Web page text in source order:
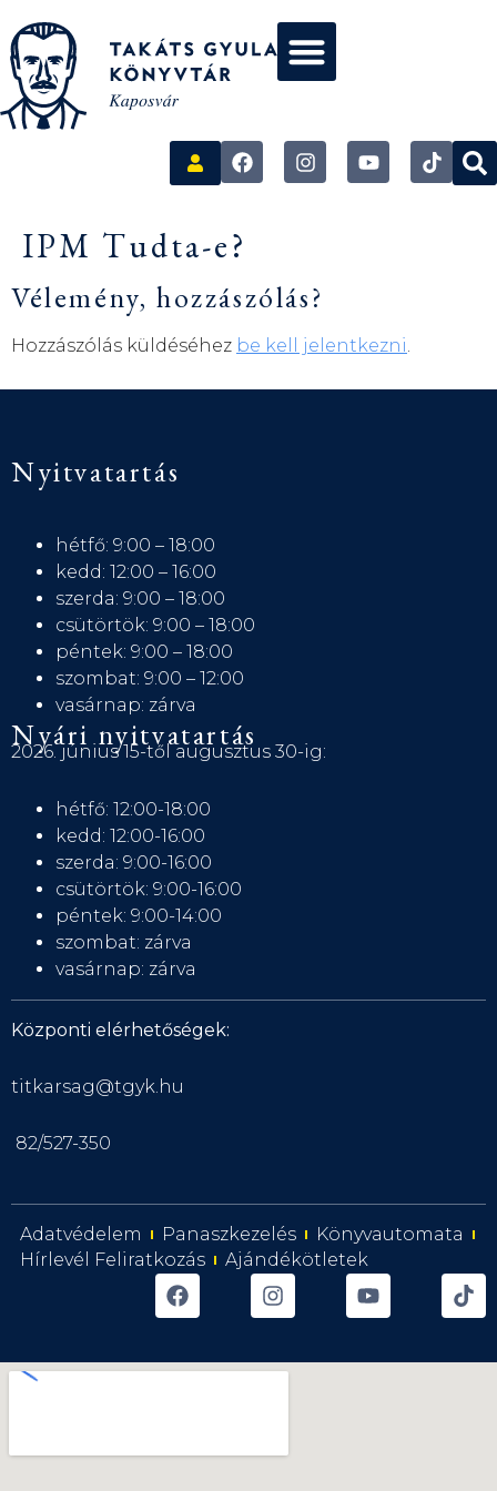
IPM Tudta-e?
Vélemény, hozzászólás?
Hozzászólás küldéséhez be kell jelentkezni.
Nyitvatartás
hétfő: 9:00 – 18:00
kedd: 12:00 – 16:00
szerda: 9:00 – 18:00
csütörtök: 9:00 – 18:00
péntek: 9:00 – 18:00
szombat: 9:00 – 12:00
vasárnap: zárva
Nyári nyitvatartás
2026. június 15-től augusztus 30-ig:
hétfő: 12:00-18:00
kedd: 12:00-16:00
szerda: 9:00-16:00
csütörtök: 9:00-16:00
péntek: 9:00-14:00
szombat: zárva
vasárnap: zárva
Központi elérhetőségek:
titkarsag@tgyk.hu
82/527-350
Adatvédelem Panaszkezelés
Könyvautomata
Hírlevél Feliratkozás
Ajándékötletek